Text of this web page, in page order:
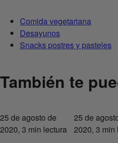
Comida vegetariana
Desayunos
Snacks postres y pasteles
También te
25 de agosto de
2020, 3 min lectura
25 de
2020, 3 min